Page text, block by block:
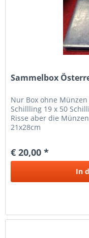
Sammelbox
Nur Box ohne
Schillling 19 x 50
Risse aber die
21x28cm
€ 20,00 *
In